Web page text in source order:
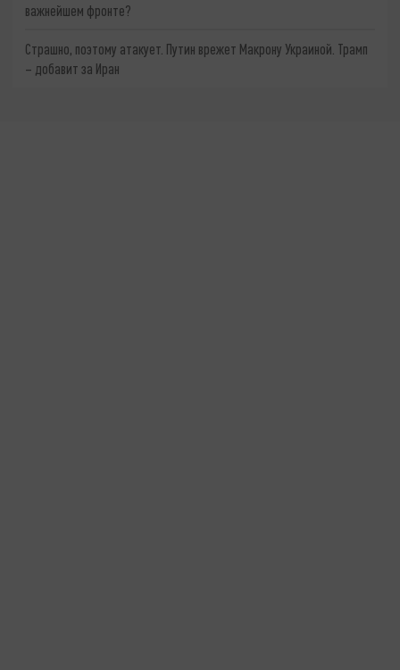
важнейшем фронте?
Страшно, поэтому атакует. Путин врежет Макрону Украиной. Трамп
– добавит за Иран